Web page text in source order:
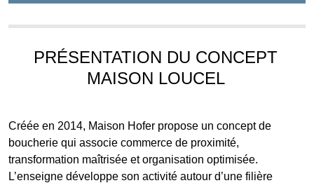
PRÉSENTATION DU CONCEPT
MAISON LOUCEL
Créée en 2014, Maison Hofer propose un concept de
boucherie qui associe commerce de proximité,
transformation maîtrisée et organisation optimisée.
L’enseigne développe son activité autour d’une filière